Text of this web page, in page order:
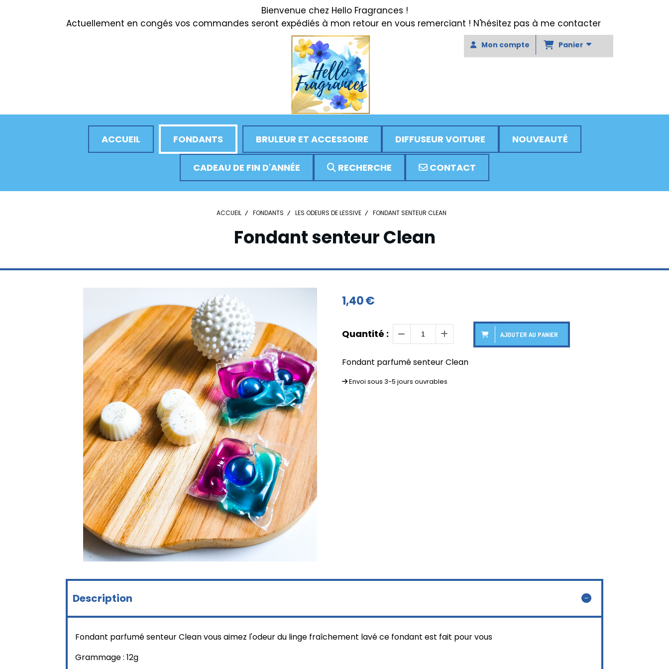
Bienvenue chez Hello Fragrances !
Actuellement en congés vos commandes seront expédiés à mon retour en vous remerciant ! N'hésitez pas à me contacter
Mon compte Panier
ACCUEIL FONDANTS BRULEUR ET ACCESSOIRE DIFFUSEUR VOITURE NOUVEAUTÉ
CADEAU DE FIN D'ANNÉE RECHERCHE CONTACT
ACCUEIL FONDANTS LES ODEURS DE LESSIVE FONDANT SENTEUR CLEAN
Fondant senteur Clean
1,40€
Quantité : AJOUTER AU PANIER
Fondant parfumé senteur Clean
Envoi sous 3-5 jours ouvrables
Description
Fondant parfumé senteur Clean vous aimez l'odeur du linge fraîchement lavé ce fondant est fait pour vous
Grammage : 12g